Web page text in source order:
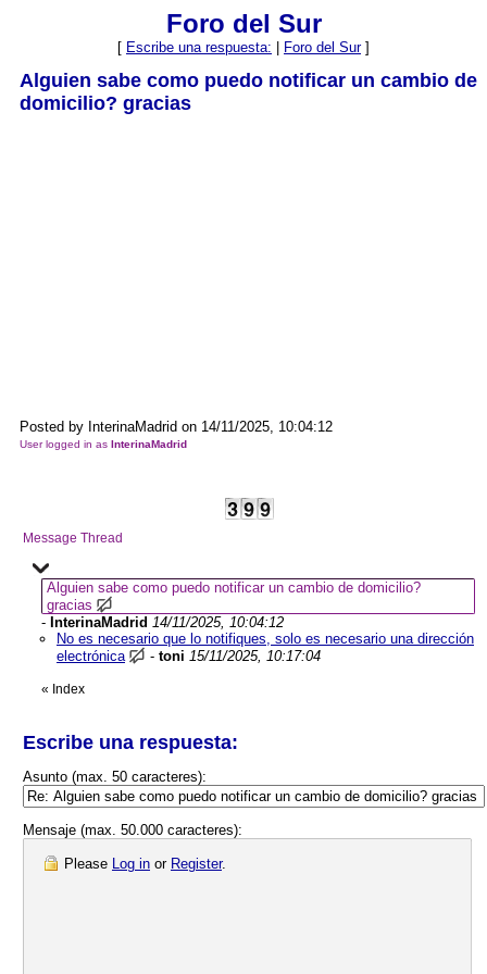
Foro del Sur
[ Escribe una respuesta: Foro del Sur]
Alguien sabe como puedo notificar un cambio de
domicilio? gracias
Posted by InterinaMadrid on 14/11/2025, 10:04:12
User logged in as InterinaMadrid
Message Thread
Alguien sabe como puedo notificar un cambio de domicilio?
gracias
- InterinaMadrid 14/11/2025, 10:04:12
No es necesario que lo notifiques, solo es necesario una dirección
electrónica
- toni 15/11/2025, 10:17:04
« Index
Escribe una respuesta:
Asunto (max. 50 caracteres):
Mensaje (max. 50.000 caracteres):
Please Log in or Register.